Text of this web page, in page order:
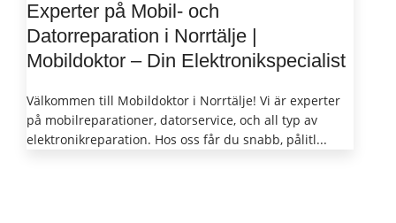
Experter på Mobil- och
Datorreparation i Norrtälje |
Mobildoktor – Din Elektronikspecialist
Välkommen till Mobildoktor i Norrtälje! Vi är experter
på mobilreparationer, datorservice, och all typ av
elektronikreparation. Hos oss får du snabb, pålitl...